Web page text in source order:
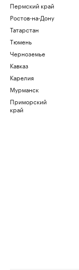
Пермский край
Ростов-на-Дону
Татарстан
Тюмень
Черноземье
Кавказ
Карелия
Мурманск
Приморский
край